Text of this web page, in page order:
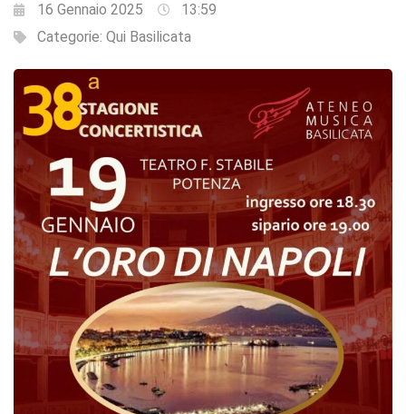
16 Gennaio 2025
13:59
Categorie: Qui Basilicata